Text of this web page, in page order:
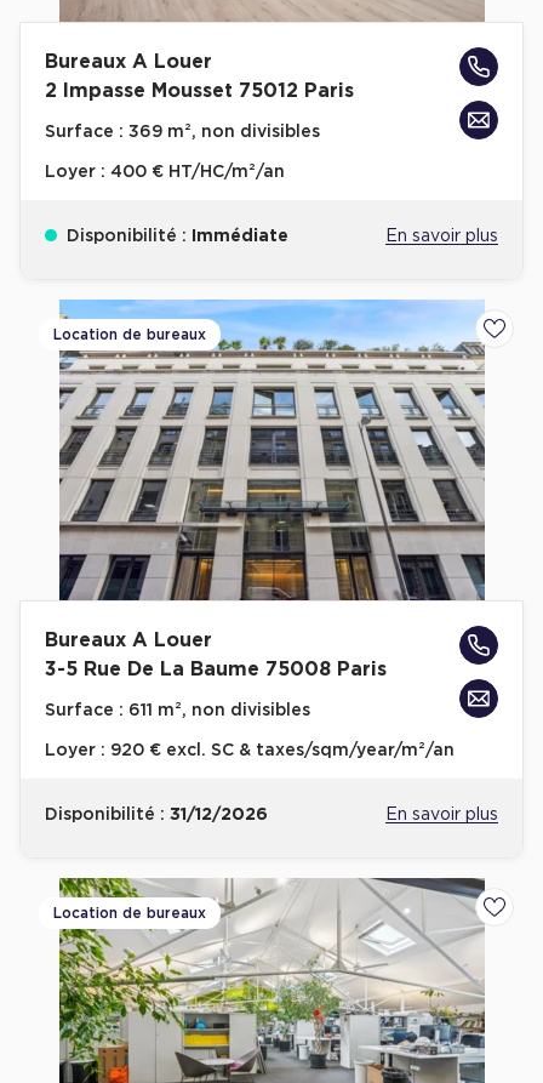
Bureaux A Louer
2 Impasse Mousset 75012 Paris
Surface : 369 m², non divisibles
Loyer : 400 € HT/HC/m²/an
Disponibilité : Immédiate En savoir plus
Location de bureaux
Bureaux A Louer
3-5 Rue De La Baume 75008 Paris
Surface : 611 m², non divisibles
Loyer : 920 € excl. SC & taxes/sqm/year/m²/an
Disponibilité : 31/12/2026 En savoir plus
Location de bureaux